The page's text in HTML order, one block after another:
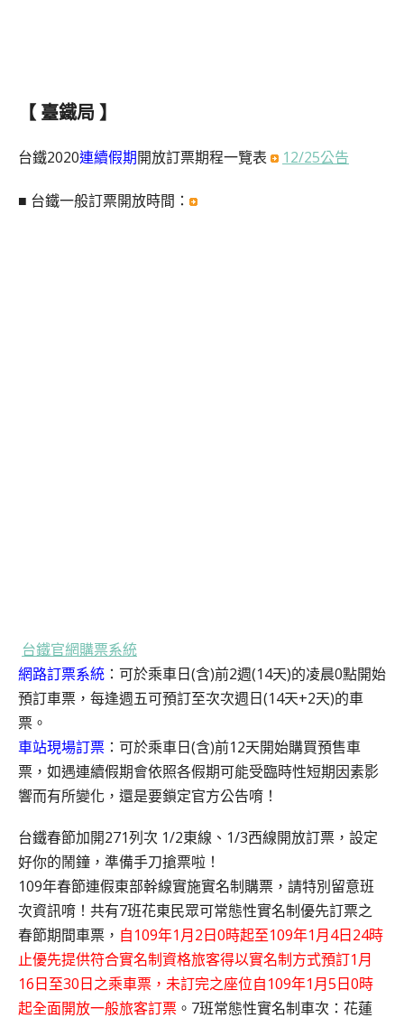
【 臺鐵局 】
台鐵2020連續假期開放訂票期程一覽表 12/25公告
■ 台鐵一般訂票開放時間：
台鐵官網購票系統
網路訂票系統 ：可於乘車日(含)前2週(14天)的凌晨0點開始
預訂車票，每逢週五可預訂至次次週日(14天+2天)的車
票。
車站現場訂票 ：可於乘車日(含)前12天開始購買預售車
票，如遇連續假期會依照各假期可能受臨時性短期因素影
響而有所變化，還是要鎖定官方公告唷！
台鐵春節加開271列次 1/2東線、1/3西線開放訂票，設定
好你的鬧鐘，準備手刀搶票啦！
109年春節連假東部幹線實施實名制購票，請特別留意班
次資訊唷！共有7班花東民眾可常態性實名制優先訂票之
春節期間車票， 自109年1月2日0時起至109年1月4日24時
止優先提供符合實名制資格旅客得以實名制方式預訂1月
16日至30日之乘車票，未訂完之座位自109年1月5日0時
起全面開放一般旅客訂票 。7班常態性實名制車次：花蓮